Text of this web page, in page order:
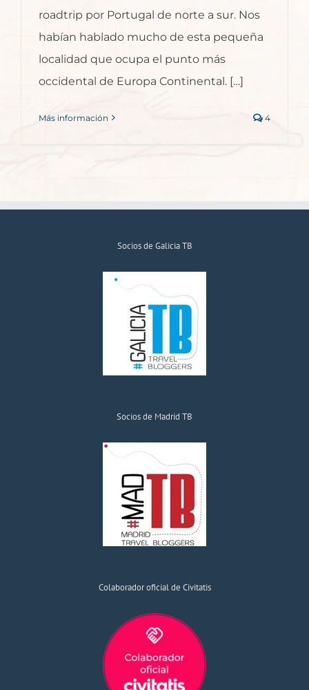
roadtrip por Portugal de norte a sur. Nos
habían hablado mucho de esta pequeña
localidad que ocupa el punto más
occidental de Europa Continental. […]
Más información 4
Socios de Galicia TB
Socios de Madrid TB
Colaborador oficial de Civitatis